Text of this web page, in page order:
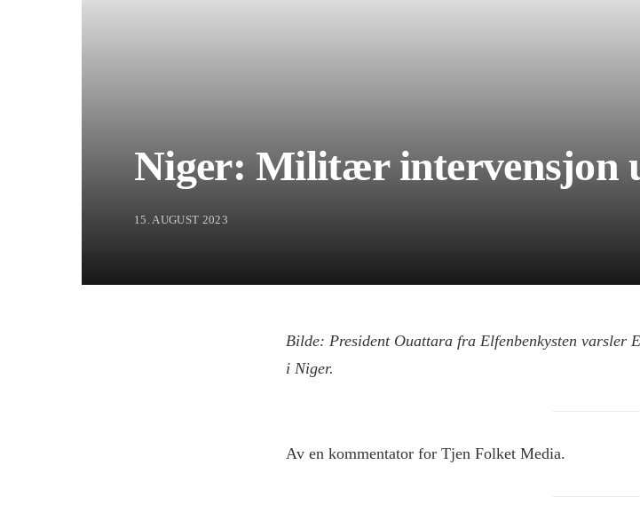
Niger: Militær intervensjon
15. AUGUST 2023
Bilde: President Ouattara fra Elfenbenkysten varsler
i Niger.
Av en kommentator for Tjen Folket Media.